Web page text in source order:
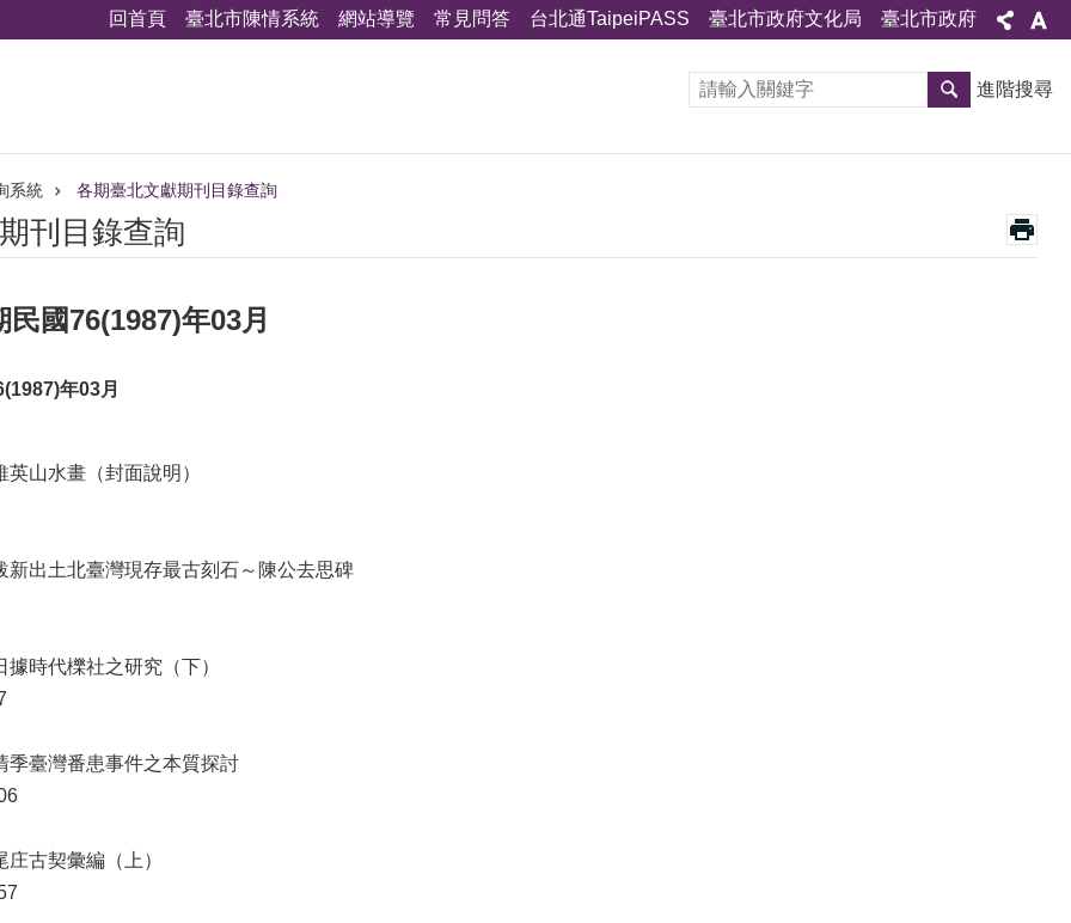
回首頁 臺北市陳情系統 網站導覽 常見問答 台北通TaipeiPASS 臺北市政府文化局 臺北市政府
進階搜尋
系統 各期臺北文獻期刊目錄查詢
刊目錄查詢
國76(1987)年03月
年03月
英山水畫（封面說明）
新出土北臺灣現存最古刻石～陳公去思碑
據時代櫟社之研究（下）
季臺灣番患事件之本質探討
庄古契彙編（上）